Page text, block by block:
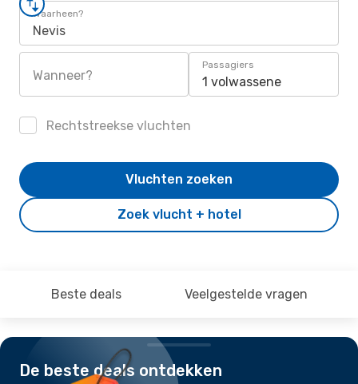
Waarheen?
Nevis
Wanneer?
Passagiers
1 volwassene
Rechtstreekse vluchten
Zoek vlucht + hotel
Vluchten zoeken
Beste deals Veelgestelde vragen
De beste deals ontdekken